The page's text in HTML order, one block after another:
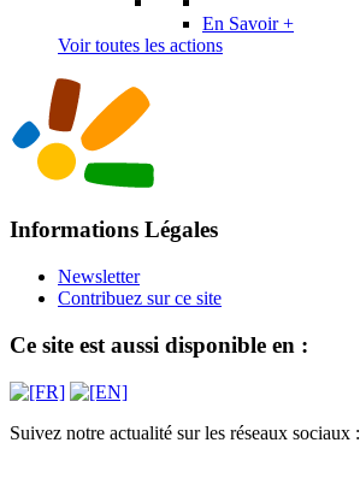
En Savoir +
Voir toutes les actions
Informations Légales
Newsletter
Contribuez sur ce site
Ce site est aussi disponible en :
Suivez notre actualité sur les réseaux sociaux :